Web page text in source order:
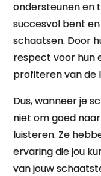
ondersteunen en
succesvol bent
schaatsen. Door
respect voor hun
profiteren van de
Dus, wanneer je
niet om goed
luisteren. Ze
ervaring die jou
van jouw